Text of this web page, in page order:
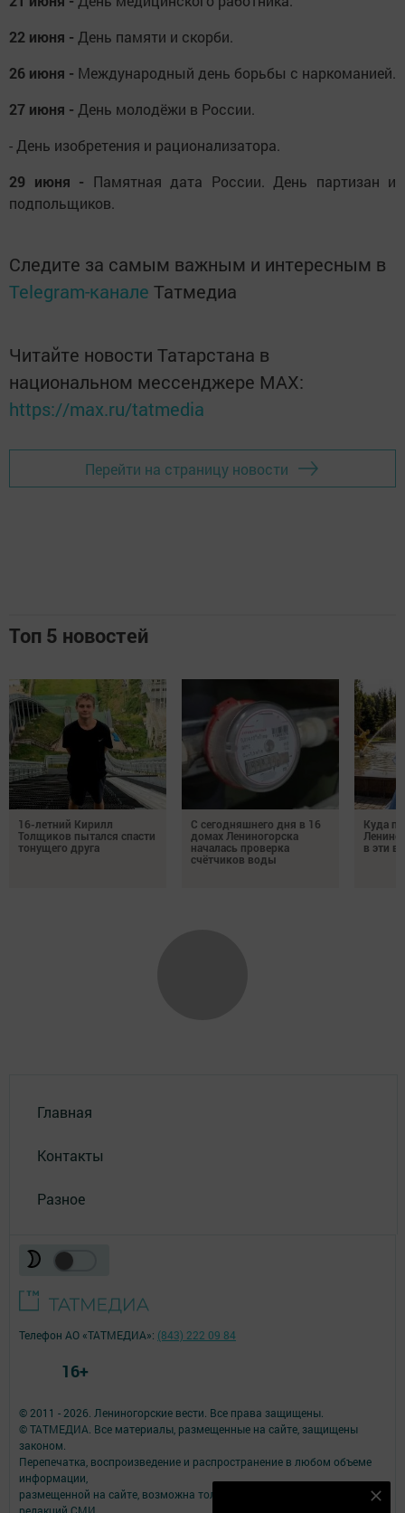
22 июня - День памяти и скорби.
26 июня - Международный день борьбы с наркоманией.
27 июня - День молодёжи в России.
- День изобретения и рационализатора.
29 июня - Памятная дата России. День партизан и
подпольщиков.
Следите за самым важным и интересным в
Telegram-канале Татмедиа
Читайте новости Татарстана в
национальном мессенджере MАХ:
https://max.ru/tatmedia
Перейти на страницу новости
Топ 5 новостей
16-летний Кирилл
Толщиков пытался спасти
тонущего друга
С сегодняшнего дня в 16
домах Лениногорска
началась проверка
счётчиков воды
Куда
в эти
Главная
Контакты
Разное
© 2011 - 2026. Лениногорские вести. Все права защищены.
© ТАТМЕДИА. Все материалы, размещенные на сайте, защищены
законом.
Перепечатка, воспроизведение и распространение в любом объеме
информации,
размещенной на сайте, возможна только с письменного согласия
редакций СМИ.
Телефон АО «ТАТМЕДИА»: (843) 222 09 84
16+